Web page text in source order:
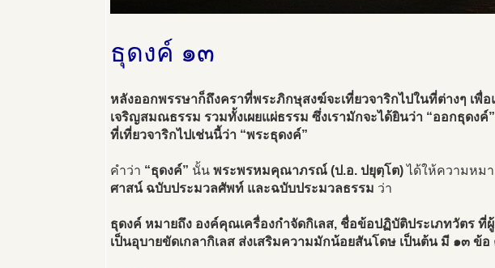
ธุดงค์ ๑๓
หลังออกพรรษาก็ถึงคราที่พระภิกษุสงฆ์จะเที่ยวจาริกไปในที่ต่างๆ เพื่
เจริญสมณธรรม รวมทั้งเผยแผ่ธรรม ซึ่งเรามักจะได้ยินว่า “ออกธุดง
ที่เที่ยวจาริกไปเช่นนี้ว่า “พระธุดงค์”
คำว่า “ธุดงค์” นั้น พระพรหมคุณาภรณ์ (ป.อ. ปยุตฺโต)ได้ให้ความหมา
ศาสน์ ฉบับประมวลศัพท์ และฉบับประมวลธรรม ว่า
ธุดงค์ หมายถึง องค์คุณเครื่องกำจัดกิเลส, ชื่อข้อปฏิบัติประเภทวัตร
เป็นอุบายขัดเกลากิเลส ส่งเสริมความมักน้อยสันโดษ เป็นต้น มี ๑๓ ข้อ